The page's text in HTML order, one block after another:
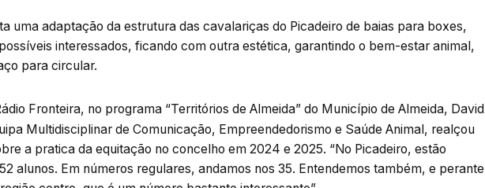
uma adaptação da estrutura das cavalariças do Picadeiro de baias para boxes,
interessados, ficando com outra estética, garantindo o bem-estar animal,
para circular.
Fronteira, no programa “Territórios de Almeida” do Município de Almeida, David
Multidisciplinar de Comunicação, Empreendedorismo e Saúde Animal, realçou
a pratica da equitação no concelho em 2024 e 2025. “No Picadeiro, estão
alunos. Em números regulares, andamos nos 35. Entendemos também, e perante